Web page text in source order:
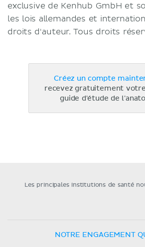
exclusive de Kenhub GmbH et
les lois allemandes et
droits d'auteur. Tous droits
Créez un compte
recevez gratuitement
guide d'étude de
Les principales institutions de santé
NOTRE ENGAGEMENT